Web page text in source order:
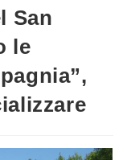
San
le